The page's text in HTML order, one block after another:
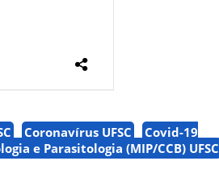
Coronavírus UFSC
Covid-19
e Parasitologia (MIP/CCB) UFSC